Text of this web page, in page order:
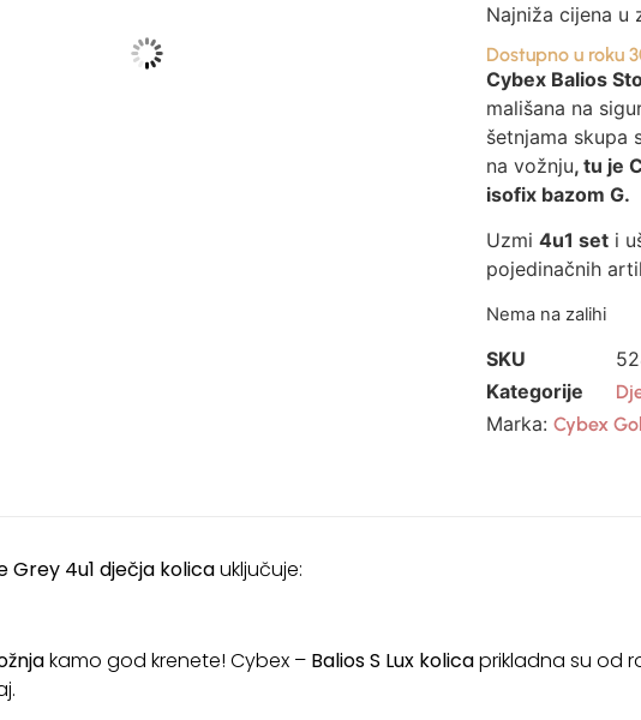
Najniža cijena u
Dostupno u roku
Cybex Balios
mališana na
šetnjama skupa
na vožnju, tu je
isofix bazom G.
Uzmi 4u1 set i
pojedinačnih
Nema na zalihi
SKU
Kategorije
Marka: Cybex
Grey 4u1 dječja kolicauključuje:
kamo god krenete! Cybex – Balios S Lux kolicaprikladna su od